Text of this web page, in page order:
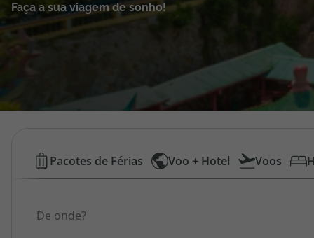
Especialistas
Cheque Viagem
Faça a sua viagem de sonho!
Voos
Low
Cost
Pacotes de Férias Voo + Hotel Voos